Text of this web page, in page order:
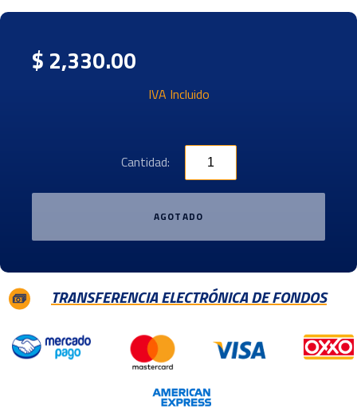
$ 2,330.00
IVA Incluido
Cantidad:
AGOTADO
TRANSFERENCIA ELECTRÓNICA DE FONDOS